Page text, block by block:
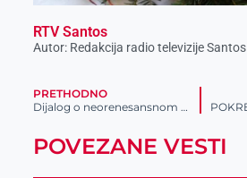
RTV Santos
Autor: Redakcija radio televizije Santos
PRETHODNO
Dijalog o neorenesansnom nasleđu grada
POVEZANE VESTI